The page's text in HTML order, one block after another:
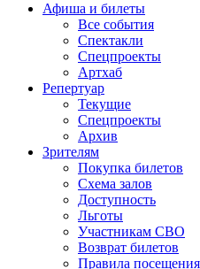
Афиша и билеты
Все события
Спектакли
Спецпроекты
Артхаб
Репертуар
Текущие
Спецпроекты
Архив
Зрителям
Покупка билетов
Схема залов
Доступность
Льготы
Участникам СВО
Возврат билетов
Правила посещения